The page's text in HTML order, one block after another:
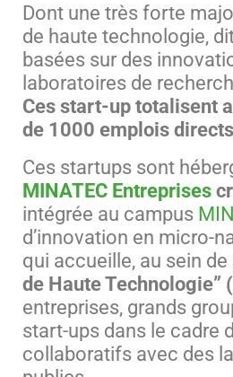
Dont une très forte
de haute technologie,
basées sur des
laboratoires de
Ces start-up totalisent
de 1000 emplois directs
Ces startups sont
MINATEC Entreprises
intégrée au campus
d’innovation en micro-
qui accueille, au sein de
de Haute Technologie”
entreprises, grands
start-ups dans le cadre
collaboratifs avec des